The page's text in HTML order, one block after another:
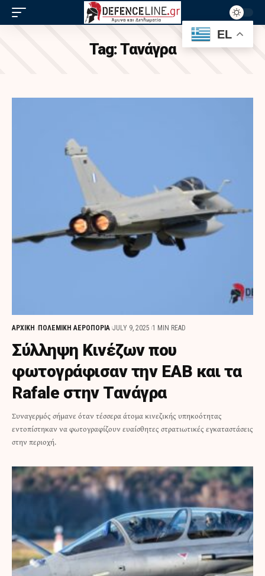
Tag:Τανάγρα
ΑΡΧΙΚΗ ΠΟΛΕΜΙΚΗ ΑΕΡΟΠΟΡΙΑ JULY 9, 2025 1 MIN READ
Σύλληψη Κινέζων που
φωτογράφισαν την ΕΑΒ και τα
Rafale στην Τανάγρα
Συναγερμός σήμανε όταν τέσσερα άτομα κινεζικής υπηκοότητας
εντοπίστηκαν να φωτογραφίζουν ευαίσθητες στρατιωτικές εγκαταστάσεις
στην περιοχή.
EL